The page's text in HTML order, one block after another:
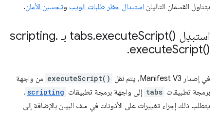
يتناول القسمان التاليان استبدال حظر طلبات الويب وتحسين الأمان.
استبدِل tabs .executeScript()‎ بـ scripting
.
executeScript()‎
.
في إصدار Manifest V3، يتم نقل executeScript() من واجهة
برمجة تطبيقات tabs إلى واجهة برمجة تطبيقات scripting
.
يتطلب ذلك إجراء تغييرات على الأذونات في ملف البيان بالإضافة إلى